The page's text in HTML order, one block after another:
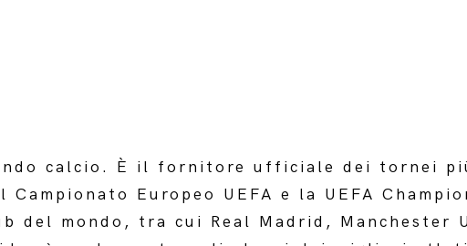
calcio. È il fornitore ufficiale dei tornei
Europeo UEFA e la UEFA
del mondo, tra cui Real Madrid, Manchester